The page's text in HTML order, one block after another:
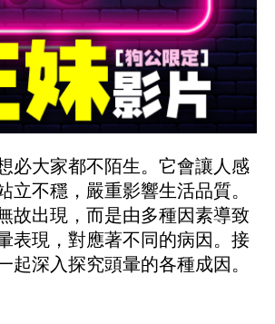
必大家都不陌生。它會讓人感
立不穩，嚴重影響生活品質。
故出現，而是由多種因素導致
表現，對應著不同的病因。接
起深入探究頭暈的各種成因。